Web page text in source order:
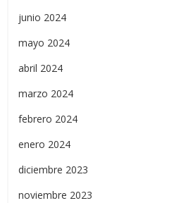
junio 2024
mayo 2024
abril 2024
marzo 2024
febrero 2024
enero 2024
diciembre 2023
noviembre 2023